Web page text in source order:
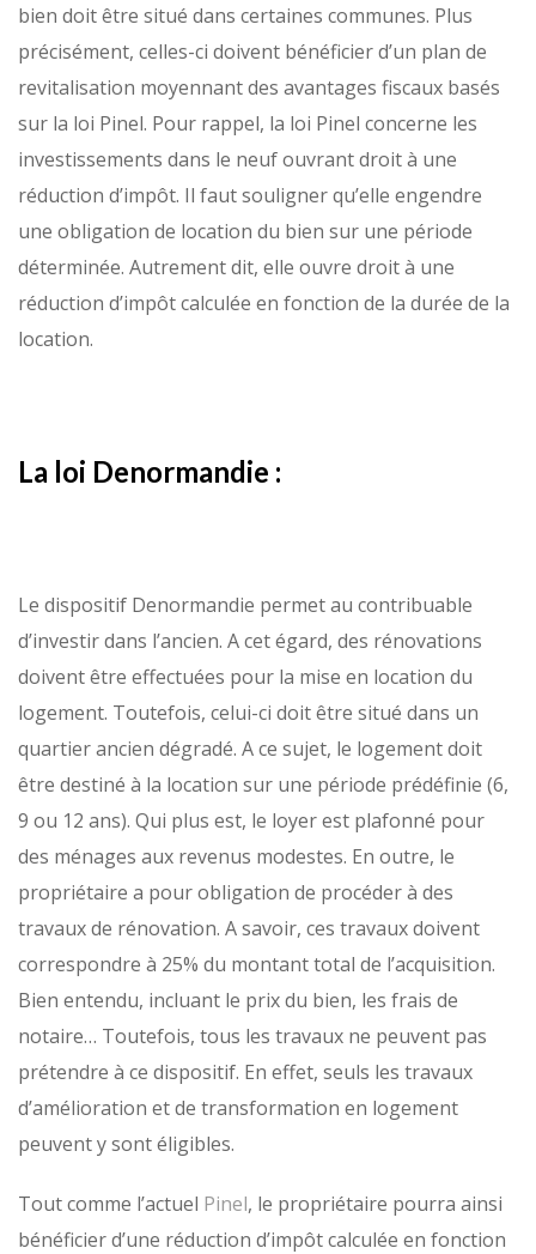
bien doit être situé dans certaines communes. Plus
précisément, celles-ci doivent bénéficier d’un plan de
revitalisation moyennant des avantages fiscaux basés
sur la loi Pinel. Pour rappel, la loi Pinel concerne les
investissements dans le neuf ouvrant droit à une
réduction d’impôt. Il faut souligner qu’elle engendre
une obligation de location du bien sur une période
déterminée. Autrement dit, elle ouvre droit à une
réduction d’impôt calculée en fonction de la durée de la
location.
La loi Denormandie :
Le dispositif Denormandie permet au contribuable
d’investir dans l’ancien. A cet égard, des rénovations
doivent être effectuées pour la mise en location du
logement. Toutefois, celui-ci doit être situé dans un
quartier ancien dégradé. A ce sujet, le logement doit
être destiné à la location sur une période prédéfinie (6,
9 ou 12 ans). Qui plus est, le loyer est plafonné pour
des ménages aux revenus modestes. En outre, le
propriétaire a pour obligation de procéder à des
travaux de rénovation. A savoir, ces travaux doivent
correspondre à 25% du montant total de l’acquisition.
Bien entendu, incluant le prix du bien, les frais de
notaire… Toutefois, tous les travaux ne peuvent pas
prétendre à ce dispositif. En effet, seuls les travaux
d’amélioration et de transformation en logement
peuvent y sont éligibles.
Tout comme l’actuel Pinel, le propriétaire pourra ainsi
bénéficier d’une réduction d’impôt calculée en fonction